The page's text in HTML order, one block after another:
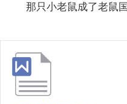
那只小老鼠成了老鼠